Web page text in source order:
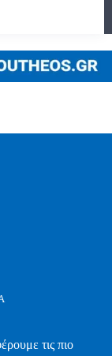
τις πιο